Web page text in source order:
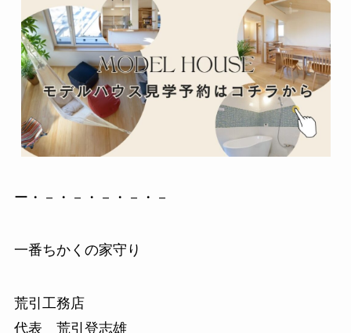
ー・－・－・－・－・－
一番ちかくの家守り
荒引工務店
代表 荒引登志雄